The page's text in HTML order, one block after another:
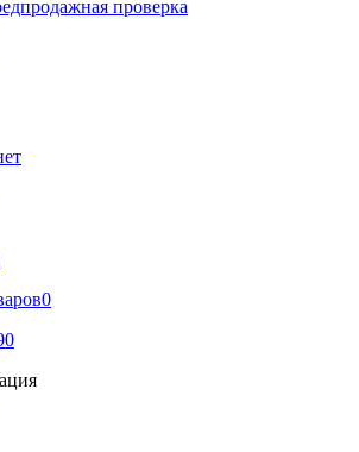
проверка
0